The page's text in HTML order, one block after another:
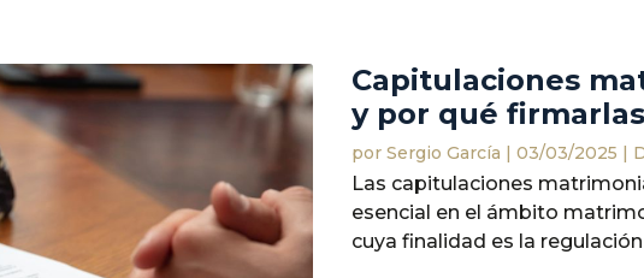
Capitulaciones
y por qué firmarlas
porSergio García |03/03/2025 |
Las capitulaciones
esencial en el ámbito
cuya finalidad es la